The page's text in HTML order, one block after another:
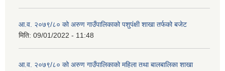
आ.व. २०७९/८० को अरुण गाउँपालिकाको पशुपंक्षी शाखा तर्फको बजेट
मिति: 09/01/2022 - 11:48
आ.व. २०७९/८० को अरुण गाउँपालिकाको महिला तथा बालबालिका शाखा